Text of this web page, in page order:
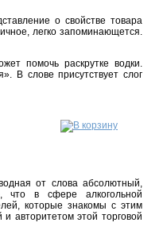
о свойстве товара
легко запоминающется.
помочь раскрутке водки.
В слове присутствует слог
от слова абсолютный,
что в сфере алкогольной
которые знакомы с этим
авторитетом этой торговой